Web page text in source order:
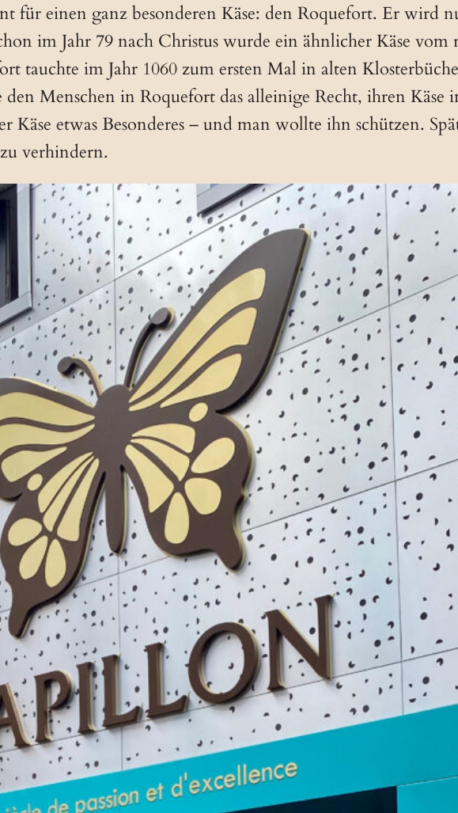
für einen ganz besonderen Käse: den Roquefort. Er wird
im Jahr 79 nach Christus wurde ein ähnlicher Käse vom
tauchte im Jahr 1060 zum ersten Mal in alten
den Menschen in Roquefort das alleinige Recht, ihren
Käse etwas Besonderes – und man wollte ihn schützen.
verhindern.